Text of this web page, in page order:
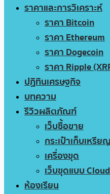
ราคาและการวิเคราะห์
ราคา Bitcoin
ราคา Ethereum
ราคา Dogecoin
ราคา Ripple
ปฏิทินเศรษฐกิจ
บทความ
รีวิวผลิตภัณฑ์
เว็บซื้อขาย
กระเป๋าเก็บเหรียญ
เครื่องขุด
เว็บขุดแบบ
ห้องเรียน